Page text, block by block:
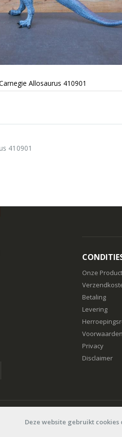
Deze website gebruikt
Allosaurus 410901
410901
Onze
Betaling
Levering
Voorwaarden
Privacy
Disclaimer